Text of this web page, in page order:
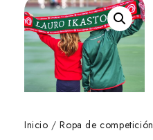
Inicio /Ropa de competición